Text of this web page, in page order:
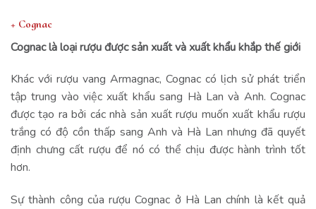
+ Cognac
Cognac là loại rượu được sản xuất và xuất khẩu khắp thế giới
Khác với rượu vang Armagnac, Cognac có lịch sử phát triển
tập trung vào việc xuất khẩu sang Hà Lan và Anh. Cognac
được tạo ra bởi các nhà sản xuất rượu muốn xuất khẩu rượu
trắng có độ cồn thấp sang Anh và Hà Lan nhưng đã quyết
định chưng cất rượu để nó có thể chịu được hành trình tốt
hơn.
Sự thành công của rượu Cognac ở Hà Lan chính là kết quả